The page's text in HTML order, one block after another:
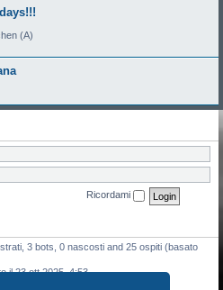
(A)
Ricordami
3 bots, 0 nascosti and 25 ospiti (basato
il 23 ott 2025, 4:53